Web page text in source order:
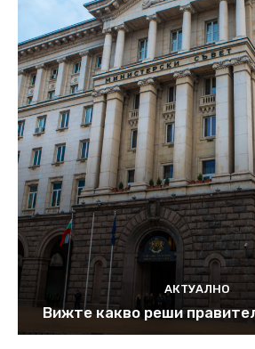
АКТУАЛНО
Вижте какво реши